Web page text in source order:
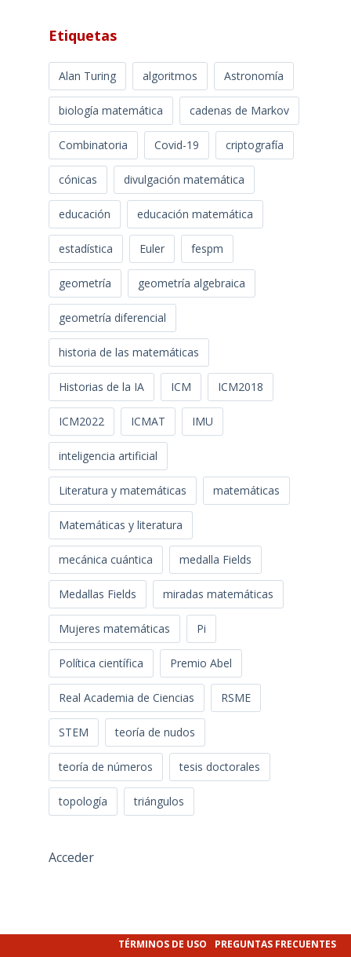
Etiquetas
Alan Turing algoritmos Astronomía
biología matemática cadenas de Markov
Combinatoria Covid-19 criptografía
cónicas divulgación matemática
educación educación matemática
estadística Euler fespm
geometría geometría algebraica
geometría diferencial
historia de las matemáticas
Historias de la IA ICM ICM2018
ICM2022 ICMAT IMU
inteligencia artificial
Literatura y matemáticas matemáticas
Matemáticas y literatura
mecánica cuántica medalla Fields
Medallas Fields miradas matemáticas
Mujeres matemáticas Pi
Política científica Premio Abel
Real Academia de Ciencias RSME
STEM teoría de nudos
teoría de números tesis doctorales
topología triángulos
Acceder
TÉRMINOS DE USO PREGUNTAS FRECUENTES